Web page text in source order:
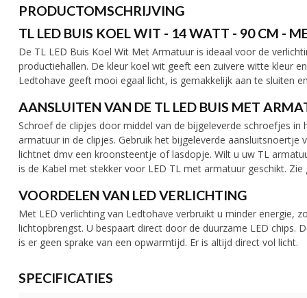
PRODUCTOMSCHRIJVING
TL LED BUIS KOEL WIT - 14 WATT - 90 CM -
De TL LED Buis Koel Wit Met Armatuur is ideaal voor de
productiehallen. De kleur koel wit geeft een zuivere witte kleur
Ledtohave geeft mooi egaal licht, is gemakkelijk aan te sluiten
AANSLUITEN VAN DE TL LED BUIS MET
Schroef de clipjes door middel van de bijgeleverde schroefjes in
armatuur in de clipjes. Gebruik het bijgeleverde aansluitsnoertje
lichtnet dmv een kroonsteentje of lasdopje. Wilt u uw TL
is de Kabel met stekker voor LED TL met armatuur geschikt. Zie
VOORDELEN VAN LED VERLICHTING
Met LED verlichting van Ledtohave verbruikt u minder energie,
lichtopbrengst. U bespaart direct door de duurzame LED chips.
is er geen sprake van een opwarmtijd. Er is altijd direct vol licht.
SPECIFICATIES